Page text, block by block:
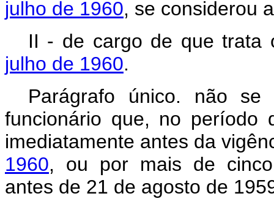
julho de 1960, se considerou
II - de cargo de que
julho de 1960.
Parágrafo único. não
funcionário que, no período
imediatamente antes da
1960, ou por mais de cinco
antes de 21 de agosto de